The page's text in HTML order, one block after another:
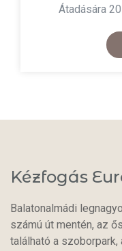
Átadására
Kézfogás
Balatonalmádi
számú út mentén, az
található a